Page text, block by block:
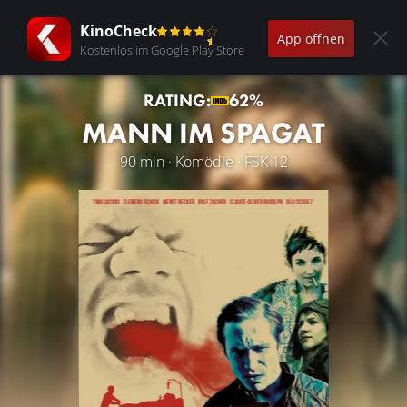
KinoCheck
Kostenlos im Google Play Store
App öffnen
RATING: 62%
MANN IM SPAGAT
90 min · Komödie · FSK 12